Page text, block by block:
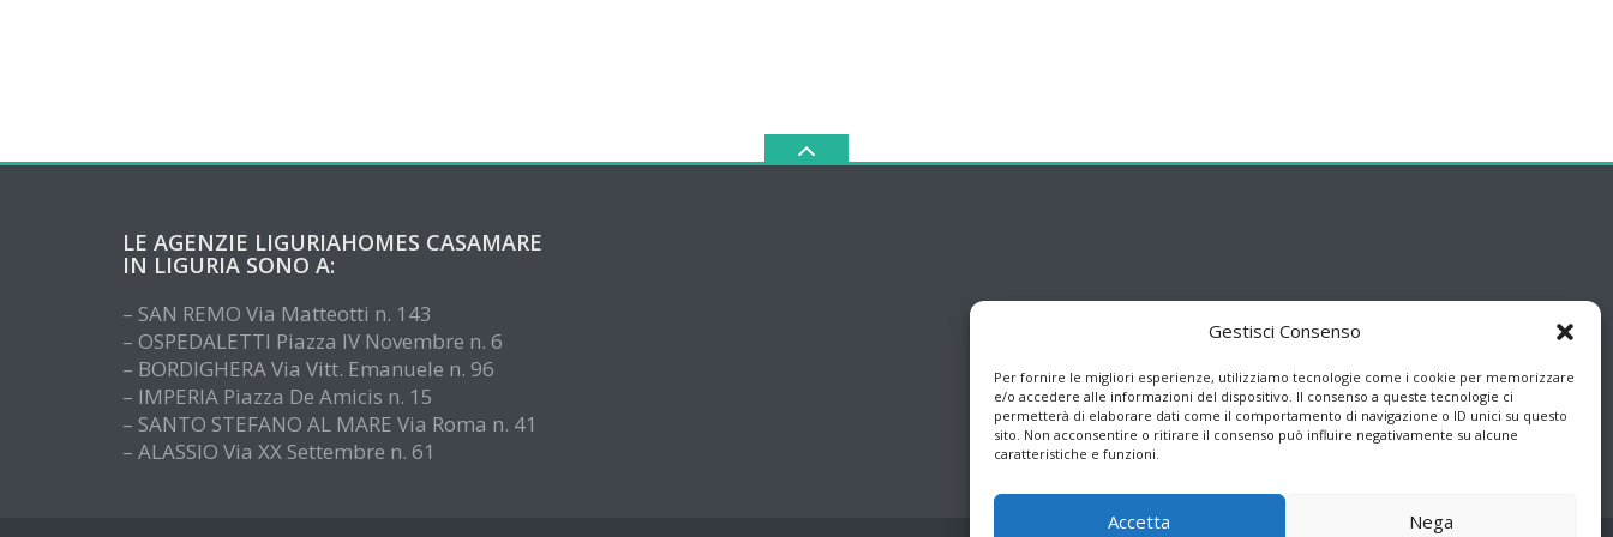
Gestisci Consenso
Per fornire le migliori esperienze, utilizziamo tecnologie come i cookie per memorizzare
e/o accedere alle informazioni del dispositivo. Il consenso a queste tecnologie ci
permetterà di elaborare dati come il comportamento di navigazione o ID unici su questo
sito. Non acconsentire o ritirare il consenso può influire negativamente su alcune
caratteristiche e funzioni.
Accetta Nega
LE AGENZIE LIGURIAHOMES CASAMARE
IN LIGURIA SONO A:
– SAN REMO Via Matteotti n. 143
– OSPEDALETTI Piazza IV Novembre n. 6
– BORDIGHERA Via Vitt. Emanuele n. 96
– IMPERIA Piazza De Amicis n. 15
– SANTO STEFANO AL MARE Via Roma n. 41
– ALASSIO Via XX Settembre n. 61